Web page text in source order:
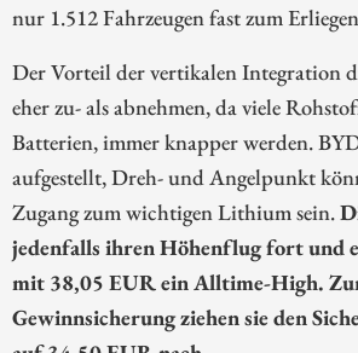
nur 1.512 Fahrzeugen fast zum
Der Vorteil der vertikalen Integration
eher zu- als abnehmen, da viele
Batterien, immer knapper werden.
aufgestellt, Dreh- und Angelpunkt
Zugang zum wichtigen Lithium sein.
jedenfalls ihren Höhenflug fort und
mit 38,05 EUR ein Alltime-High.
Gewinnsicherung ziehen sie den